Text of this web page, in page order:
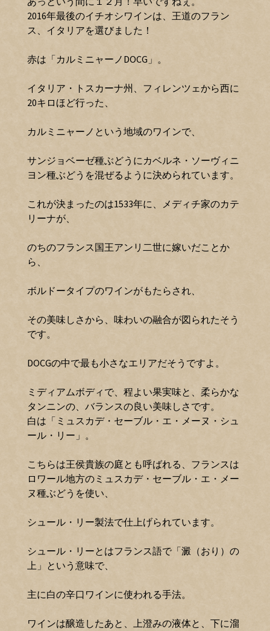
2016年最後のイチオシワインは、王道のフラン
ス、イタリアを選びました！
赤は「カルミニャーノDOCG」。
イタリア・トスカーナ州、フィレンツェから西に
20キロほど行った、
カルミニャーノという地域のワインで、
サンジョベーゼ種ぶどうにカベルネ・ソーヴィニ
ヨン種ぶどうを混ぜるように決められています。
これが決まったのは1533年に、メディチ家のカテ
リーナが、
のちのフランス国王アンリ二世に嫁いだことか
ら、
ボルドータイプのワインがもたらされ、
その美味しさから、味わいの融合が図られたそう
です。
DOCGの中で最も小さなエリアだそうですよ。
ミディアムボディで、程よい果実味と、柔らかな
タンニンの、バランスの良い美味しさです。
白は「ミュスカデ・セーブル・エ・メーヌ・シュ
ール・リー」。
こちらは王侯貴族の庭とも呼ばれる、フランスは
ロワール地方のミュスカデ・セーブル・エ・メー
ヌ種ぶどうを使い、
シュール・リー製法で仕上げられています。
シュール・リーとはフランス語で「澱（おり）の
上」という意味で、
主に白の辛口ワインに使われる手法。
ワインは醸造したあと、上澄みの液体と、下に溜